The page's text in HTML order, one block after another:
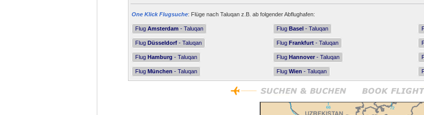
One Klick Flugsuche: Flüge nach Taluqan z.B. ab folgender Abflughafen:
Flug Amsterdam - Taluqan Flug Basel - Taluqan
Flug Düsseldorf - Taluqan Flug Frankfurt - Taluqan
Flug Hamburg - Taluqan Flug Hannover - Taluqan
Flug München - Taluqan Flug Wien - Taluqan